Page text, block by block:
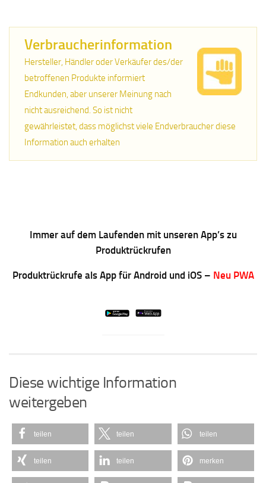
Verbraucherinformation
Hersteller, Händler oder Verkäufer des/der
betroffenen Produkte informiert
Endkunden, aber unserer Meinung nach
nicht ausreichend. So ist nicht
gewährleistet, dass möglichst viele Endverbraucher diese
Information auch erhalten
Immer auf dem Laufenden mit unseren App’s zu
Produktrückrufen
Produktrückrufe als App für Android und iOS – Neu PWA
Diese wichtige Information
weitergeben
teilen teilen teilen
teilen teilen merken